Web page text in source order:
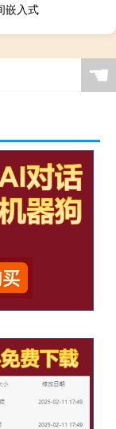
嵌入式
☚